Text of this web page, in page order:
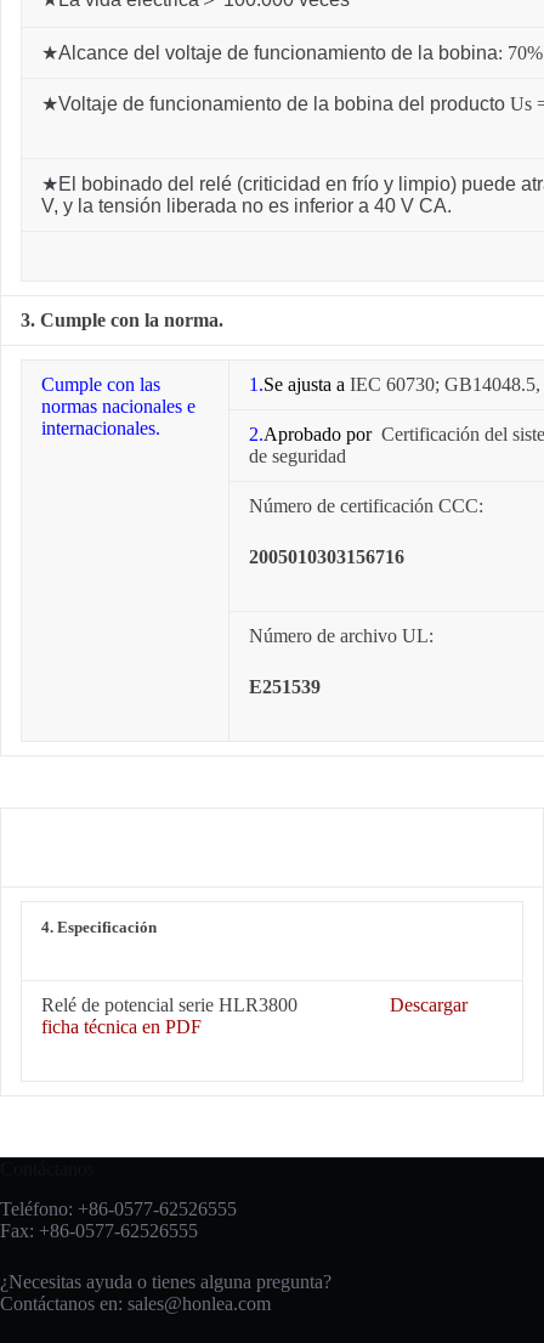
★Alcance del voltaje de funcionamiento de la bobina:
★Voltaje de funcionamiento de la bobina del producto Us
★El bobinado del relé (criticidad en frío y limpio) puede
V, y la tensión liberada no es inferior a 40 V CA.
3. Cumple con la norma.
Cumple con las
normas nacionales e
internacionales.
1.Se ajusta a IEC 60730;
2.Aprobado porCertificación del
de seguridad
Número de certificación CCC:
2005010303156716
Número de archivo UL:
E251539
4. Especificación
Relé de potencial serie HLR3800 Descargar
ficha técnica en PDF
Teléfono: +86-0577-62526555
Fax: +86-0577-62526555
¿Necesitas ayuda o tienes alguna pregunta?
Contáctanos en: sales@honlea.com